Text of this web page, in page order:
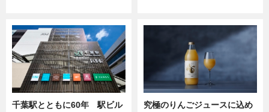
千葉駅とともに60年 駅ビル
究極のりんごジュースに込め